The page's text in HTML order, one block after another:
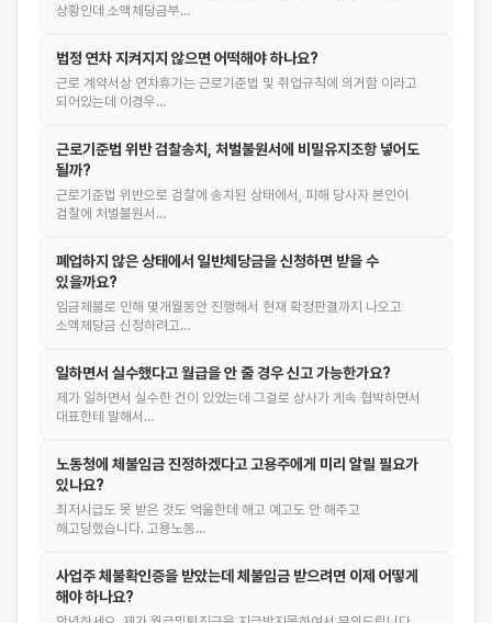
상황인데 소액체당금부…
법정 연차 지켜지지 않으면 어떡해야 하나요?
근로 계약서상 연차휴가는 근로기준법 및 취업규칙에 의거함 이라고
되어있는데 이경우…
근로기준법 위반 검찰송치, 처벌불원서에 비밀유지조항 넣어도
될까?
근로기준법 위반으로 검찰에 송치된 상태에서, 피해 당사자 본인이
검찰에 처벌불원서…
폐업하지 않은 상태에서 일반체당금을 신청하면 받을 수
있을까요?
임금체불로 인해 몇개월동안 진행해서 현재 확정판결까지 나오고
소액체당금 신청하려고…
일하면서 실수했다고 월급을 안 줄 경우 신고 가능한가요?
제가 일하면서 실수한 건이 있었는데 그걸로 상사가 게속 협박하면서
대표한테 말해서…
노동청에 체불임금 진정하겠다고 고용주에게 미리 알릴 필요가
있나요?
최저시급도 못 받은 것도 억울한데 해고 예고도 안 해주고
해고당했습니다. 고용노동…
사업주 체불확인증을 받았는데 체불임금 받으려면 이제 어떻게
해야 하나요?